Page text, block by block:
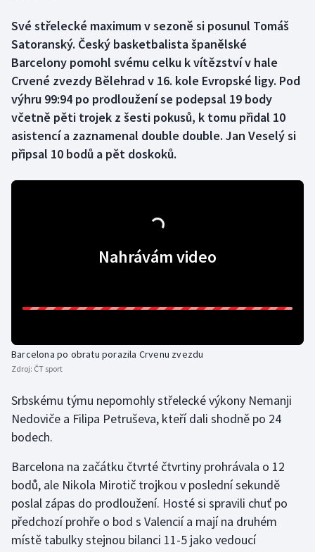
Box
Curling
Dostihy
Florbal
Futsal
Judo
Lezení
Moderní pětiboj
Motorsport
Své střelecké maximum v sezoně si posunul Tomáš
Satoranský. Český basketbalista španělské
Barcelony pomohl svému celku k vítězství v hale
Crvené zvezdy Bělehrad v 16. kole Evropské ligy. Pod
výhru 99:94 po prodloužení se podepsal 19 body
včetně pěti trojek z šesti pokusů, k tomu přidal 10
asistencí a zaznamenal double double. Jan Veselý si
připsal 10 bodů a pět doskoků.
Nahrávám video
Barcelona po obratu porazila Crvenu zvezdu
Zdroj: ČT sport
Srbskému týmu nepomohly střelecké výkony Nemanji
Nedoviče a Filipa Petruševa, kteří dali shodně po 24
bodech.
Barcelona na začátku čtvrté čtvrtiny prohrávala o 12
bodů, ale Nikola Mirotič trojkou v poslední sekundě
poslal zápas do prodloužení. Hosté si spravili chuť po
předchozí prohře o bod s Valencií a mají na druhém
místě tabulky stejnou bilanci 11-5 jako vedoucí